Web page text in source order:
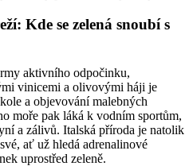
Kde se zelená snoubí s
aktivního odpočinku,
vinicemi a olivovými háji je
a objevování malebných
moře pak láká k vodním sportům,
a zálivů. Italská příroda je natolik
ať už hledá adrenalinové
uprostřed zeleně.